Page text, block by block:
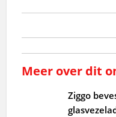
Meer over dit
Ziggo